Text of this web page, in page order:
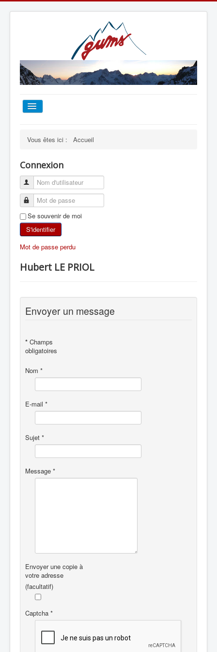
ESCALADE
ALPINISME
SKI DE RANDONNÉE
RANDONNÉE PÉDESTRE
Vous êtes ici : Accueil
Connexion
Se souvenir de moi
S'identifier
Mot de passe perdu
Hubert LE PRIOL
Envoyer un message
* Champs
obligatoires
Nom *
E-mail *
Sujet *
Message *
Envoyer une copie à
votre adresse
(facultatif)
Captcha *